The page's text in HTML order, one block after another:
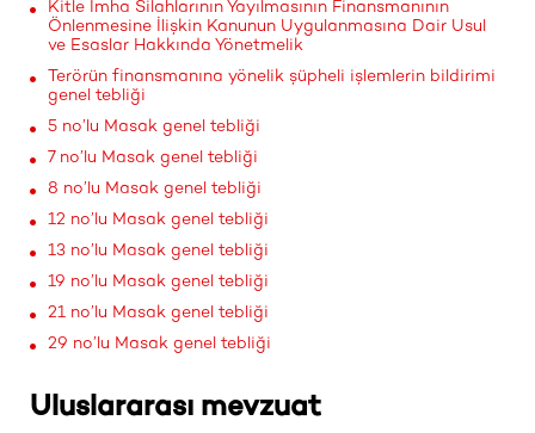
Kitle İmha Silahlarının Yayılmasının Finansmanının
Önlenmesine İlişkin Kanunun Uygulanmasına Dair Usul
ve Esaslar Hakkında Yönetmelik
Terörün finansmanına yönelik şüpheli işlemlerin bildirimi
genel tebliği
5 no’lu Masak genel tebliği
7 no’lu Masak genel tebliği
8 no’lu Masak genel tebliği
12 no’lu Masak genel tebliği
13 no’lu Masak genel tebliği
19 no’lu Masak genel tebliği
21 no’lu Masak genel tebliği
29 no’lu Masak genel tebliği
Uluslararası mevzuat